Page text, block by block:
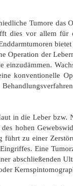
Tumore das
dies vor allem
Operation der
konventionelle
in die Leber bzw.
hohen
zu einer
Eine
abschließenden